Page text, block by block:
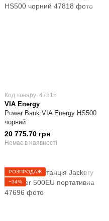
Код товару: 47818
VIA Energy
Power Bank VIA Energy HS500
чорний
20 775.70 грн
Немає в наявності
РОЗПРОДАЖ
−34%